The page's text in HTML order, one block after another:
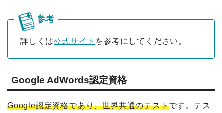
詳しくは公式サイト を参考にしてください。
Google AdWords認定資格
Google認定資格であり、世界共通のテストです。テス